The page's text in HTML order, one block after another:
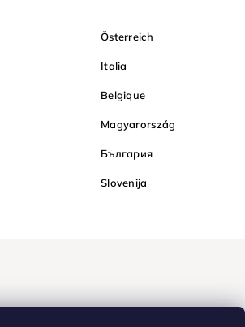
Österreich
Italia
Belgique
Magyarország
България
Slovenija